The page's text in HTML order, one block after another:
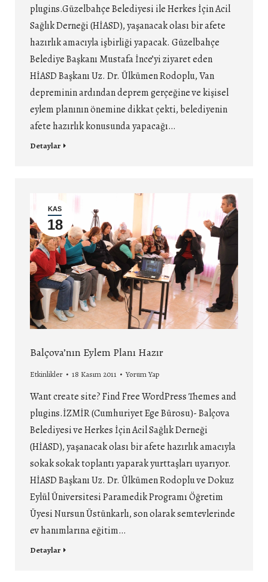
plugins.Güzelbahçe Belediyesi ile Herkes İçin Acil
Sağlık Derneği (HİASD), yaşanacak olası bir afete
hazırlık amacıyla işbirliği yapacak. Güzelbahçe
Belediye Başkanı Mustafa İnce’yi ziyaret eden
HİASD Başkanı Uz. Dr. Ülkümen Rodoplu, Van
depreminin ardından deprem gerçeğine ve kişisel
eylem planının önemine dikkat çekti, belediyenin
afete hazırlık konusunda yapacağı…
Detaylar
KAS
18
Balçova’nın Eylem Planı Hazır
Etkinlikler 18 Kasım 2011 Yorum Yap
Want create site? Find Free WordPress Themes and
plugins.İZMİR (Cumhuriyet Ege Bürosu)- Balçova
Belediyesi ve Herkes İçin Acil Sağlık Derneği
(HİASD), yaşanacak olası bir afete hazırlık amacıyla
sokak sokak toplantı yaparak yurttaşları uyarıyor.
HİASD Başkanı Uz. Dr. Ülkümen Rodoplu ve Dokuz
Eylül Üniversitesi Paramedik Programı Öğretim
Üyesi Nursun Üstünkarlı, son olarak semtevlerinde
ev hanımlarına eğitim…
Detaylar